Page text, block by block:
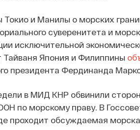
Токио и Манилы о морских
суверенитета и
исключительной
Тайваня Япония и Филиппины
президента Фердинанда
в МИД КНР обвинили
по морскому праву. В
проходит обсуждаемая